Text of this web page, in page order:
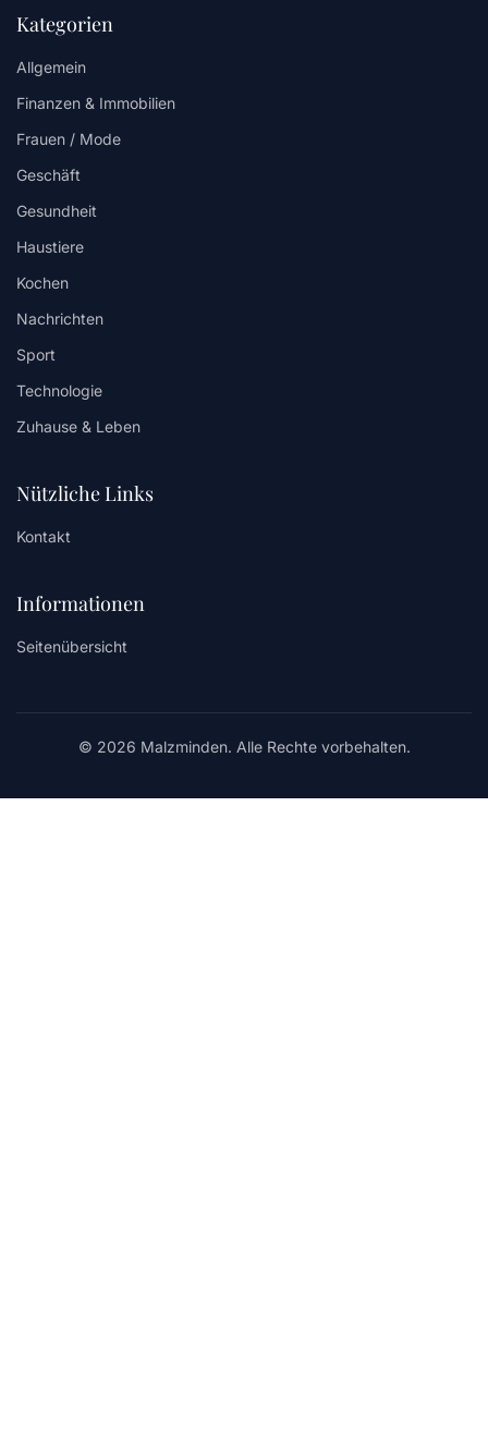
Kategorien
Allgemein
Finanzen & Immobilien
Frauen / Mode
Geschäft
Gesundheit
Haustiere
Kochen
Nachrichten
Sport
Technologie
Zuhause & Leben
Nützliche Links
Kontakt
Informationen
Seitenübersicht
© 2026 Malzminden. Alle Rechte vorbehalten.